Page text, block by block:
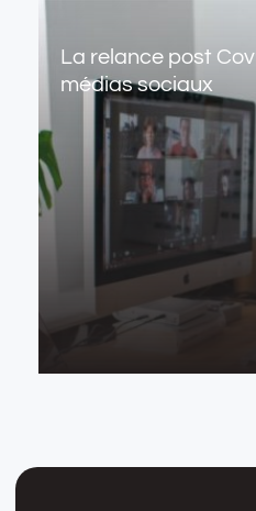
La relance post
médias sociaux